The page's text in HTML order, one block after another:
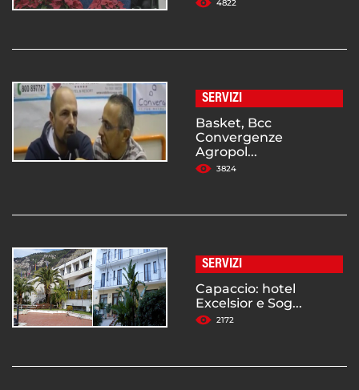
4822
SERVIZI
Basket, Bcc
Convergenze
Agropol...
3824
SERVIZI
Capaccio: hotel
Excelsior e Sog...
2172